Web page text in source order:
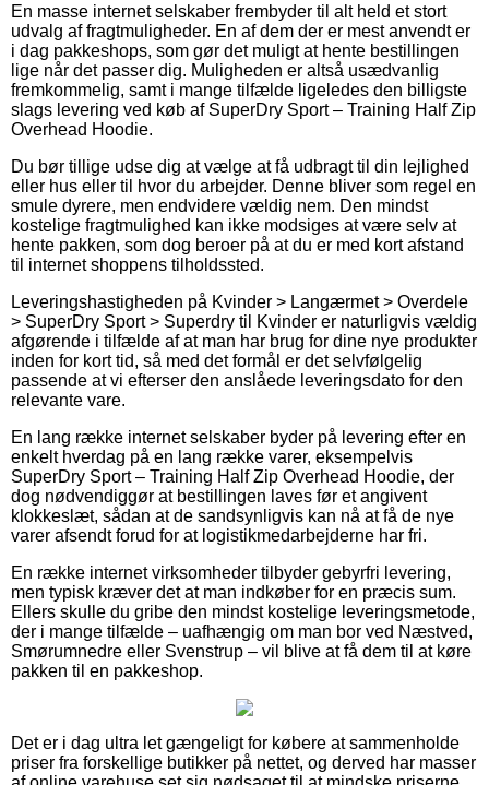
En masse internet selskaber frembyder til alt held et stort
udvalg af fragtmuligheder. En af dem der er mest anvendt er
i dag pakkeshops, som gør det muligt at hente bestillingen
lige når det passer dig. Muligheden er altså usædvanlig
fremkommelig, samt i mange tilfælde ligeledes den billigste
slags levering ved køb af SuperDry Sport – Training Half Zip
Overhead Hoodie.
Du bør tillige udse dig at vælge at få udbragt til din lejlighed
eller hus eller til hvor du arbejder. Denne bliver som regel en
smule dyrere, men endvidere vældig nem. Den mindst
kostelige fragtmulighed kan ikke modsiges at være selv at
hente pakken, som dog beroer på at du er med kort afstand
til internet shoppens tilholdssted.
Leveringshastigheden på Kvinder > Langærmet > Overdele
> SuperDry Sport > Superdry til Kvinder er naturligvis vældig
afgørende i tilfælde af at man har brug for dine nye produkter
inden for kort tid, så med det formål er det selvfølgelig
passende at vi efterser den anslåede leveringsdato for den
relevante vare.
En lang række internet selskaber byder på levering efter en
enkelt hverdag på en lang række varer, eksempelvis
SuperDry Sport – Training Half Zip Overhead Hoodie, der
dog nødvendiggør at bestillingen laves før et angivent
klokkeslæt, sådan at de sandsynligvis kan nå at få de nye
varer afsendt forud for at logistikmedarbejderne har fri.
En række internet virksomheder tilbyder gebyrfri levering,
men typisk kræver det at man indkøber for en præcis sum.
Ellers skulle du gribe den mindst kostelige leveringsmetode,
der i mange tilfælde – uafhængig om man bor ved Næstved,
Smørumnedre eller Svenstrup – vil blive at få dem til at køre
pakken til en pakkeshop.
Det er i dag ultra let gængeligt for købere at sammenholde
priser fra forskellige butikker på nettet, og derved har masser